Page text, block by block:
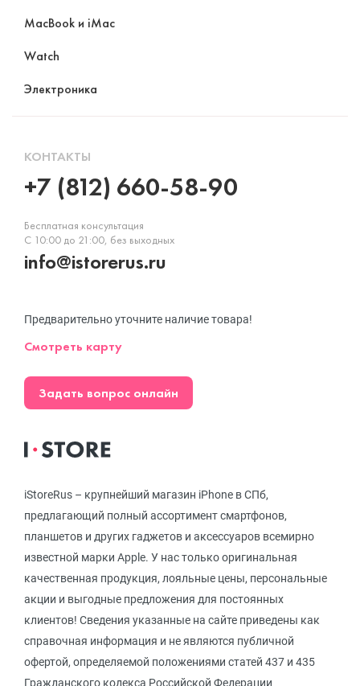
iStoreRus – крупнейший магазин iPhone в СПб,
предлагающий полный ассортимент смартфонов,
планшетов и других гаджетов и аксессуаров всемирно
известной марки Apple. У нас только оригинальная
качественная продукция, лояльные цены, персональные
акции и выгодные предложения для постоянных
клиентов! Сведения указанные на сайте приведены как
справочная информация и не являются публичной
офертой, определяемой положениями статей 437 и 435
Гражданского кодекса Российской Федерации
MacBook и iMac
Watch
Электроника
КОНТАКТЫ
+7 (812) 660-58-90
Бесплатная консультация
С 10:00 до 21:00, без выходных
info@istorerus.ru
Предварительно уточните наличие товара!
Смотреть карту
Задать вопрос онлайн